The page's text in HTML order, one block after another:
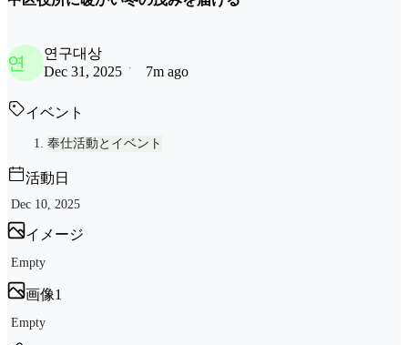
연
연구대상
Dec 31, 2025
7m ago
イベント
奉仕活動とイベント
活動日
Dec 10, 2025
イメージ
Empty
画像1
Empty